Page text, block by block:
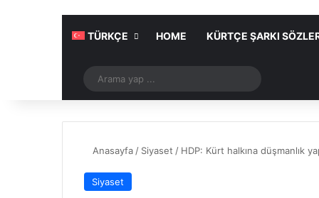
TÜRKÇE HOME KÜRTÇE ŞARKI
Rastgele Makale
yap
Anasayfa / Siyaset / HDP: Kürt halkına düşmanlık
Siyaset